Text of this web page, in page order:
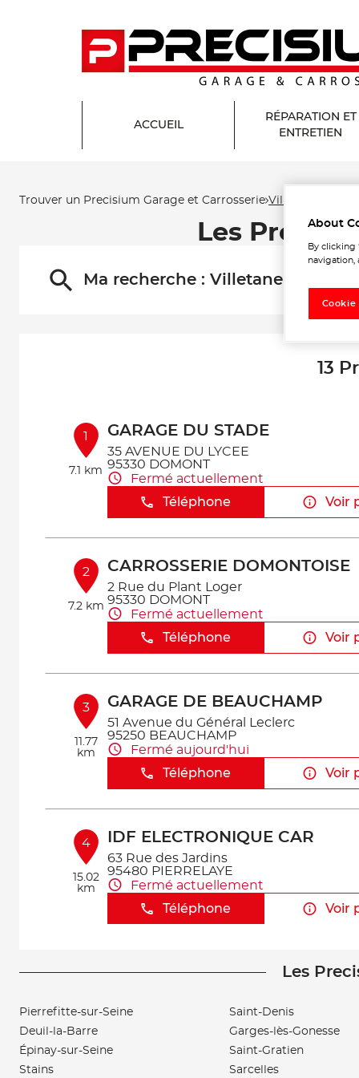
ACCUEIL
RÉPARATION ET
ENTRETIEN
Trouver un Precisium Garage et Carrosserie Villetaneuse
Les
Ma recherche : Villetaneuse
13
1
7.1 km
GARAGE DU STADE
35 AVENUE DU LYCEE
95330 DOMONT
Fermé actuellement
Téléphone
Voir
2
7.2 km
CARROSSERIE DOMONTOISE
2 Rue du Plant Loger
95330 DOMONT
Fermé actuellement
Téléphone
Voir
3
11.77
km
GARAGE DE BEAUCHAMP
51 Avenue du Général Leclerc
95250 BEAUCHAMP
Fermé aujourd'hui
Téléphone
Voir
4
15.02
km
IDF ELECTRONIQUE CAR
63 Rue des Jardins
95480 PIERRELAYE
Fermé actuellement
Téléphone
Voir
19.67
GARAGE REPUBLIQUE
94290 VILLEJUIF
Téléphone
Les
Pierrefitte-sur-Seine
Deuil-la-Barre
Épinay-sur-Seine
Stains
Saint-Denis
Garges-lès-Gonesse
Saint-Gratien
Sarcelles
About
By clicking
navigation,